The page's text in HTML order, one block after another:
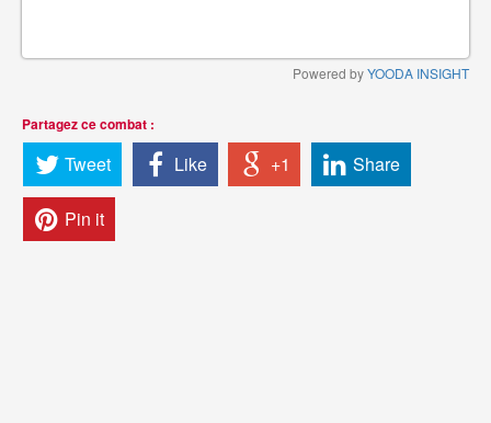
Powered byYOODA INSIGHT
Partagez ce combat :
Tweet Like +1 Share
Pin it